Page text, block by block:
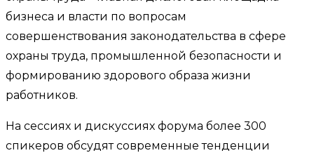
бизнеса и власти по вопросам
совершенствования законодательства в сфере
охраны труда, промышленной безопасности и
формированию здорового образа жизни
работников.
На сессиях и дискуссиях форума более 300
спикеров обсудят современные тенденции